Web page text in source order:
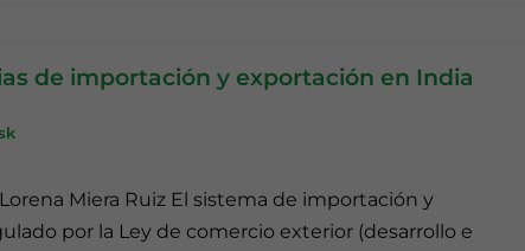
de importación y exportación en India
Miera Ruiz El sistema de importación y
por la Ley de comercio exterior (desarrollo e